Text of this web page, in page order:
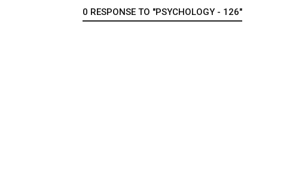
0 RESPONSE TO "PSYCHOLOGY - 126"